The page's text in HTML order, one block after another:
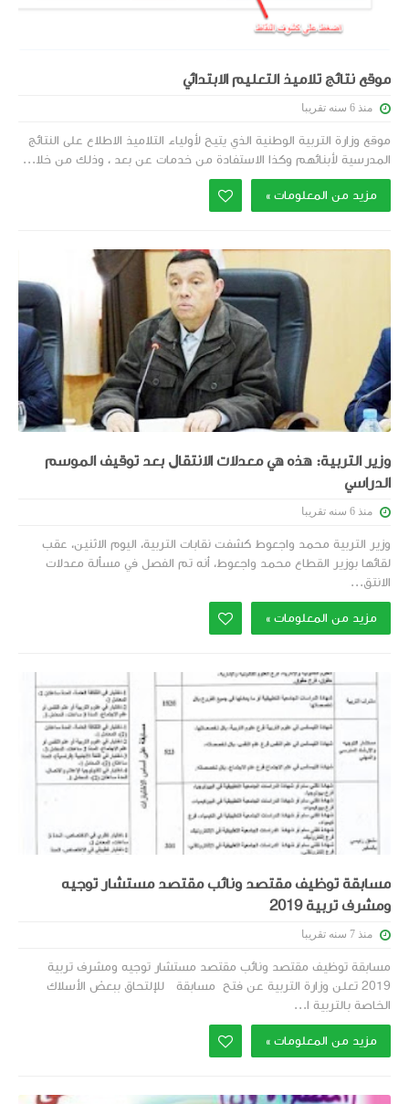
موقع نتائج تلاميذ التعليم الابتدائي
منذ 6 سنه تقريبا
موقع وزارة التربية الوطنية الذي يتيح لأولياء التلاميذ الاطلاع على النتائج
المدرسية لأبنائهم وكذا الاستفادة من خدمات عن بعد ، وذلك من خلا...
مزيد من المعلومات »
وزير التربية: هذه هي معدلات الانتقال بعد توقيف الموسم
الدراسي
منذ 6 سنه تقريبا
وزير التربية محمد واجعوط كشفت نقابات التربية، اليوم الاثنين، عقب
لقائها بوزير القطاع محمد واجعوط، أنه تم الفصل في مسألة معدلات
الانتق...
مزيد من المعلومات »
مسابقة توظيف مقتصد ونائب مقتصد مستشار توجيه
ومشرف تربية 2019
منذ 7 سنه تقريبا
مسابقة توظيف مقتصد ونائب مقتصد مستشار توجيه ومشرف تربية
2019 ‏تعلن وزارة التربية عن فتح ‎ مسابقة للإلتحاق ببعض الأسلاك
الخاصة بالتربية ا...
مزيد من المعلومات »